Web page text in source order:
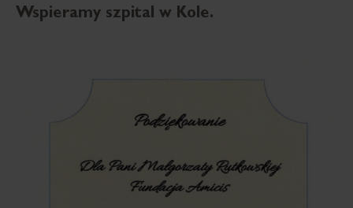
Wspieramy szpital w Kole.